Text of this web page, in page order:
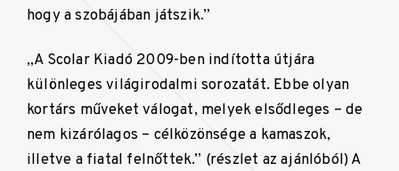
hogy a szobájában játszik.”
„A Scolar Kiadó 2009-ben indította útjára
különleges világirodalmi sorozatát. Ebbe olyan
kortárs műveket válogat, melyek elsődleges – de
nem kizárólagos – célközönsége a kamaszok,
illetve a fiatal felnőttek.” (részlet az ajánlóból) A